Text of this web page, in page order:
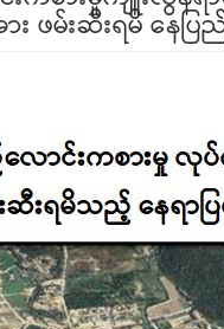
မ်းဆီးရမိ နေပြည်